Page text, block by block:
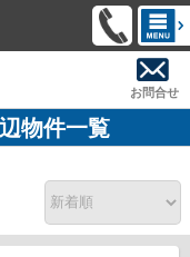
お問合せ
物件一覧